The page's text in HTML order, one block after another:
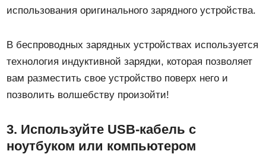
использования оригинального зарядного устройства.
В беспроводных зарядных устройствах используется
технология индуктивной зарядки, которая позволяет
вам разместить свое устройство поверх него и
позволить волшебству произойти!
3. Используйте USB-кабель с
ноутбуком или компьютером